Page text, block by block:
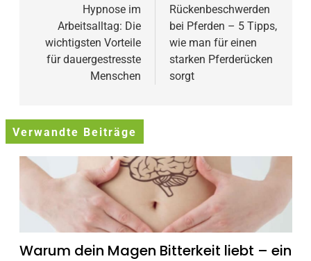
Hypnose im
Arbeitsalltag: Die
wichtigsten Vorteile
für dauergestresste
Menschen
Rückenbeschwerden
bei Pferden – 5 Tipps,
wie man für einen
starken Pferderücken
sorgt
Verwandte Beiträge
Warum dein Magen Bitterkeit liebt – ein